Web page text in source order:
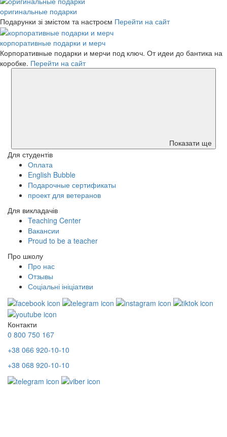
оригинальные подарки
Подарунки зі змістом та настроєм Перейти на сайт
корпоративные подарки и мерч
Корпоративные подарки и мерчи под ключ. От идеи до бантика на
коробке. Перейти на сайт
Показати ще
Для студентів
Оплата
English Bubble
Подарочные сертификаты
проект для ветеранов
Для викладачів
Teaching Center
Вакансии
Proud to be a teacher
Про школу
Про нас
Отзывы
Соціальні ініціативи
Контакти
0 800 750 167
+38 066 920-10-10
+38 068 920-10-10